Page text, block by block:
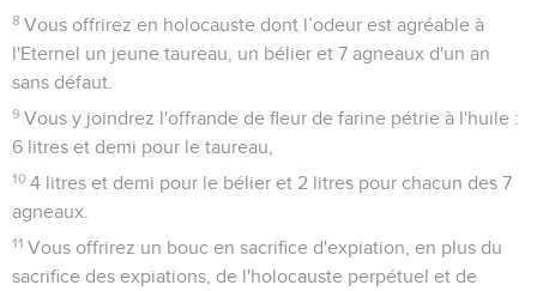
8 Vous offrirez en holocauste dont l’odeur est agréable à
l'Eternel un jeune taureau, un bélier et 7 agneaux d'un an
sans défaut.
9 Vous y joindrez l'offrande de fleur de farine pétrie à l'huile :
6 litres et demi pour le taureau,
10 4 litres et demi pour le bélier et 2 litres pour chacun des 7
agneaux.
11 Vous offrirez un bouc en sacrifice d'expiation, en plus du
sacrifice des expiations, de l'holocauste perpétuel et de